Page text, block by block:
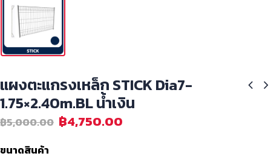
แผงตะแกรงเหล็ก STICK Dia7-
1.75×2.40m.BL น้ำเงิน
฿5,000.00 ฿4,750.00
ขนาดสินค้า